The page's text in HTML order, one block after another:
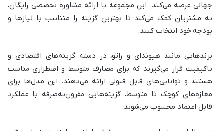
جهانی عرضه می‌کند. این مجموعه با ارائه مشاوره تخصصی رایگان،
به مشتریان کمک می‌کند تا بهترین گزینه را متناسب با نیازها و
بودجه خود انتخاب کنند.
برندهایی مانند هیوندای و راتو، در دسته گزینه‌های اقتصادی و
باکیفیت قرار می‌گیرند که برای مصارف متوسط و اضطراری مناسب
هستند و توانایی‌های قابل قبولی ارائه می‌دهند. این مدل‌ها برای
مغازه‌های کوچک تا متوسط، گزینه‌هایی مقرون‌به‌صرفه با عملکرد
قابل اعتماد محسوب می‌شوند.